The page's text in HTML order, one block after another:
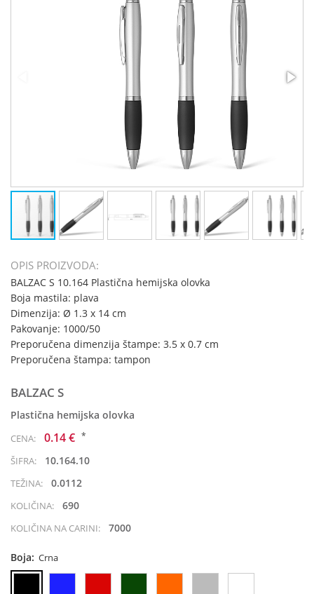
OPIS PROIZVODA:
BALZAC S 10.164 Plastična hemijska olovka
Boja mastila: plava
Dimenzija: Ø 1.3 x 14 cm
Pakovanje: 1000/50
Preporučena dimenzija štampe: 3.5 x 0.7 cm
Preporučena štampa: tampon
BALZAC S
Plastična hemijska olovka
CENA: 0.14 € *
ŠIFRA: 10.164.10
TEŽINA: 0.0112
KOLIČINA: 690
KOLIČINA NA CARINI: 7000
Boja: Crna